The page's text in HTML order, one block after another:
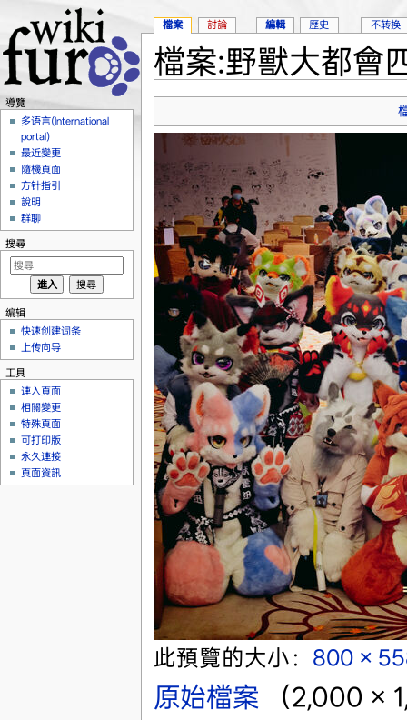
檔案:野獸大都會
此預覽的大小： 800 ×
原始檔案
（2,000 ×
檔案 討論 編輯 歷史 不转换
導覽
多语言(International
portal)
最近變更
隨機頁面
方针指引
說明
群聊
搜尋
编辑
快速创建词条
上传向导
工具
連入頁面
相關變更
特殊頁面
可打印版
永久連接
頁面資訊